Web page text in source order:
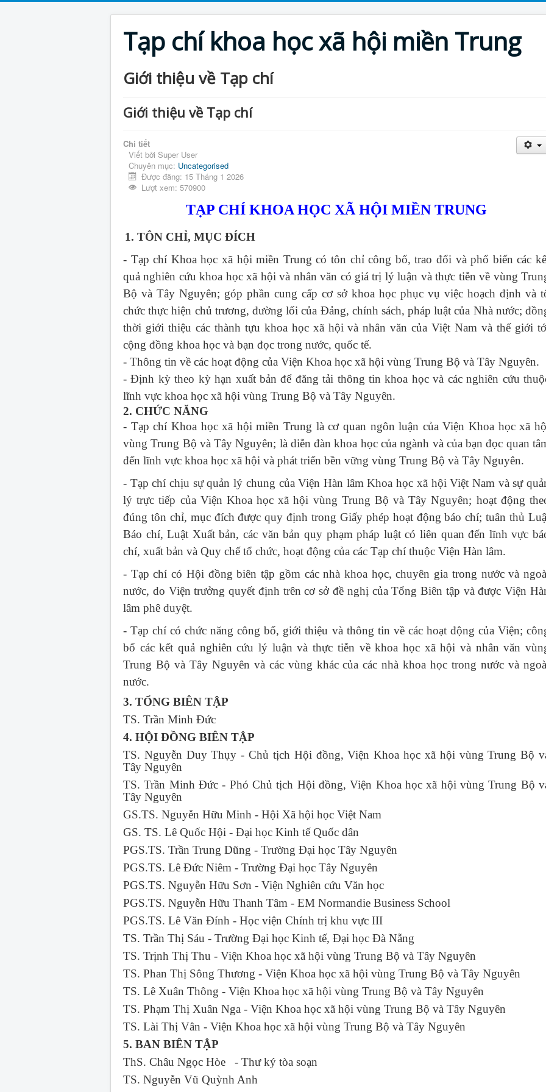
Tạp chí khoa học xã hội miền Trung
Giới thiệu về Tạp chí
Giới thiệu về Tạp chí
Chi tiết
Viết bởi Super User
Chuyên mục: Uncategorised
Được đăng: 15 Tháng 1 2026
Lượt xem: 570900
TẠP CHÍ KHOA HỌC XÃ HỘI MIỀN TRUNG
1. TÔN CHỈ, MỤC ĐÍCH
- Tạp chí Khoa học xã hội miền Trung có tôn chỉ công bố, trao đổi và phổ biến các
quả nghiên cứu khoa học xã hội và nhân văn có giá trị lý luận và thực tiễn về vùng
Bộ và Tây Nguyên; góp phần cung cấp cơ sở khoa học phục vụ việc hoạch định và
chức thực hiện chủ trương, đường lối của Đảng, chính sách, pháp luật của Nhà nước;
thời giới thiệu các thành tựu khoa học xã hội và nhân văn của Việt Nam và thế giới
cộng đồng khoa học và bạn đọc trong nước, quốc tế.
- Thông tin về các hoạt động của Viện Khoa học xã hội vùng Trung Bộ và Tây Nguyên.
- Định kỳ theo kỳ hạn xuất bản để đăng tải thông tin khoa học và các nghiên cứu
lĩnh vực khoa học xã hội vùng Trung Bộ và Tây Nguyên.
2. CHỨC NĂNG
- Tạp chí Khoa học xã hội miền Trung là cơ quan ngôn luận của Viện Khoa học xã
vùng Trung Bộ và Tây Nguyên; là diễn đàn khoa học của ngành và của bạn đọc quan
đến lĩnh vực khoa học xã hội và phát triển bền vững vùng Trung Bộ và Tây Nguyên.
- Tạp chí chịu sự quản lý chung của Viện Hàn lâm Khoa học xã hội Việt Nam và sự
lý trực tiếp của Viện Khoa học xã hội vùng Trung Bộ và Tây Nguyên; hoạt động
đúng tôn chỉ, mục đích được quy định trong Giấy phép hoạt động báo chí; tuân thủ
Báo chí, Luật Xuất bản, các văn bản quy phạm pháp luật có liên quan đến lĩnh vực
chí, xuất bản và Quy chế tổ chức, hoạt động của các Tạp chí thuộc Viện Hàn lâm.
- Tạp chí có Hội đồng biên tập gồm các nhà khoa học, chuyên gia trong nước và
nước, do Viện trưởng quyết định trên cơ sở đề nghị của Tổng Biên tập và được Viện
lâm phê duyệt.
- Tạp chí có chức năng công bố, giới thiệu và thông tin về các hoạt động của Viện;
bố các kết quả nghiên cứu lý luận và thực tiễn về khoa học xã hội và nhân văn
Trung Bộ và Tây Nguyên và các vùng khác của các nhà khoa học trong nước và
nước.
3. TỔNG BIÊN TẬP
TS. Trần Minh Đức
4. HỘI ĐỒNG BIÊN TẬP
TS. Nguyễn Duy Thụy - Chủ tịch Hội đồng, Viện Khoa học xã hội vùng Trung Bộ
Tây Nguyên
TS. Trần Minh Đức - Phó Chủ tịch Hội đồng, Viện Khoa học xã hội vùng Trung Bộ
Tây Nguyên
GS.TS. Nguyễn Hữu Minh - Hội Xã hội học Việt Nam
GS. TS. Lê Quốc Hội - Đại học Kinh tế Quốc dân
PGS.TS. Trần Trung Dũng - Trường Đại học Tây Nguyên
PGS.TS. Lê Đức Niêm - Trường Đại học Tây Nguyên
PGS.TS. Nguyễn Hữu Sơn - Viện Nghiên cứu Văn học
PGS.TS. Nguyễn Hữu Thanh Tâm - EM Normandie Business School
PGS.TS. Lê Văn Đính - Học viện Chính trị khu vực III
TS. Trần Thị Sáu - Trường Đại học Kinh tế, Đại học Đà Nẵng
TS. Trịnh Thị Thu - Viện Khoa học xã hội vùng Trung Bộ và Tây Nguyên
TS. Phan Thị Sông Thương - Viện Khoa học xã hội vùng Trung Bộ và Tây Nguyên
TS. Lê Xuân Thông - Viện Khoa học xã hội vùng Trung Bộ và Tây Nguyên
TS. Phạm Thị Xuân Nga - Viện Khoa học xã hội vùng Trung Bộ và Tây Nguyên
TS. Lài Thị Vân - Viện Khoa học xã hội vùng Trung Bộ và Tây Nguyên
5. BAN BIÊN TẬP
ThS. Châu Ngọc Hòe - Thư ký tòa soạn
TS. Nguyễn Vũ Quỳnh Anh